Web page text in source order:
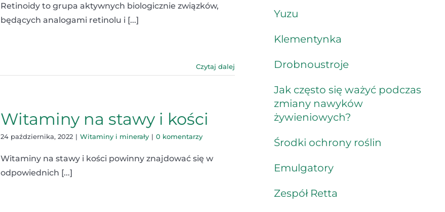
Retinoidy to grupa aktywnych biologicznie związków,
będących analogami retinolu i [...]
Czytaj dalej
Witaminy na stawy i kości
24 października, 2022 | Witaminy i minerały | 0 komentarzy
Witaminy na stawy i kości powinny znajdować się w
odpowiednich [...]
Yuzu
Klementynka
Drobnoustroje
Jak często się ważyć podczas
zmiany nawyków
żywieniowych?
Środki ochrony roślin
Emulgatory
Zespół Retta